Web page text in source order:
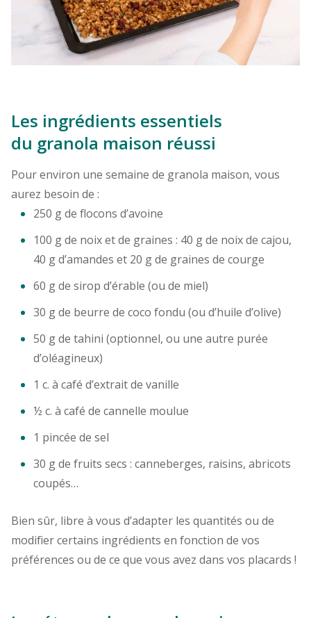
Les ingrédients essentiels
du granola maison réussi
Pour environ une semaine de granola maison, vous
aurez besoin de :
250 g de flocons d’avoine
100 g de noix et de graines : 40 g de noix de cajou,
40 g d’amandes et 20 g de graines de courge
60 g de sirop d’érable (ou de miel)
30 g de beurre de coco fondu (ou d’huile d’olive)
50 g de tahini (optionnel, ou une autre purée
d’oléagineux)
1 c. à café d’extrait de vanille
½ c. à café de cannelle moulue
1 pincée de sel
30 g de fruits secs : canneberges, raisins, abricots
coupés…
Bien sûr, libre à vous d’adapter les quantités ou de
modifier certains ingrédients en fonction de vos
préférences ou de ce que vous avez dans vos placards !